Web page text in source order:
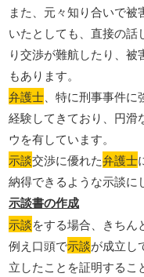
また、元々知り合いで
いたとしても、直接の話
り交渉が難航したり、被
もあります。
弁護士、特に刑事事件に
経験してきており、円滑
ウを有しています。
示談交渉に優れた弁護士
納得できるような示談に
示談書の作成
示談をする場合、きちん
例え口頭で示談が成立し
立したことを証明するこ